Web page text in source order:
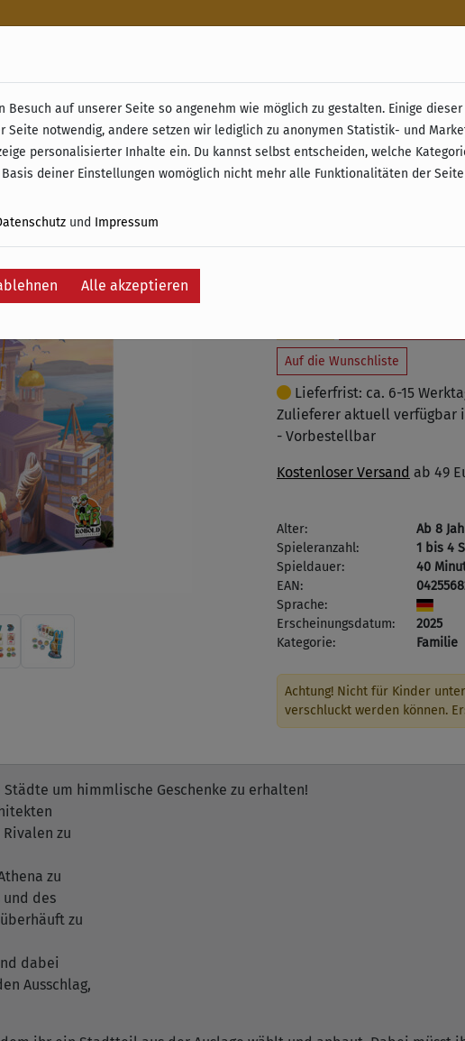
ab 49 € (innerhalb Deutschlands) 30 Tage
Athene -
15,00 €
Auf die Wunschliste
Lieferfrist: ca. 6-15
Zulieferer aktuell verfügbar
- Vorbestellbar
Kostenloser Versand ab 49
Alter:
Ab 8
Spieleranzahl:
1 bis 4
Spieldauer:
40
EAN:
Sprache:
Erscheinungsdatum:
2025
Kategorie:
Familie
Achtung! Nicht für Kinder
verschluckt werden können.
um himmlische Geschenke zu erhalten!
zu
zu
und des
zu
dabei
Ausschlag,
Besuch auf unserer Seite so angenehm wie möglich zu gestalten. Einige dieser
Seite notwendig, andere setzen wir lediglich zu anonymen Statistik- und
personalisierter Inhalte ein. Du kannst selbst entscheiden, welche
deiner Einstellungen womöglich nicht mehr alle Funktionalitäten der Seite
und Impressum
Alle akzeptieren